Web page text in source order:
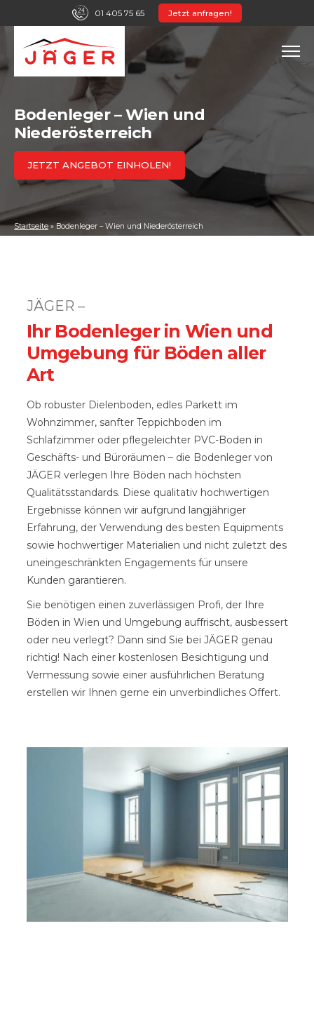
01 405 75 65 Jetzt anfragen!
Bodenleger – Wien und
Niederösterreich
JETZT ANGEBOT EINHOLEN!
Startseite»Bodenleger – Wien und Niederösterreich
JÄGER –
Ihr Bodenleger in Wien und
Umgebung für Böden aller
Art
Ob robuster Dielenboden, edles Parkett im
Wohnzimmer, sanfter Teppichboden im
Schlafzimmer oder pflegeleichter PVC-Boden in
Geschäfts- und Büroräumen – die Bodenleger von
JÄGER verlegen Ihre Böden nach höchsten
Qualitätsstandards. Diese qualitativ hochwertigen
Ergebnisse können wir aufgrund langjähriger
Erfahrung, der Verwendung des besten Equipments
sowie hochwertiger Materialien und nicht zuletzt des
uneingeschränkten Engagements für unsere
Kunden garantieren.
Sie benötigen einen zuverlässigen Profi, der Ihre
Böden in Wien und Umgebung auffrischt, ausbessert
oder neu verlegt? Dann sind Sie bei JÄGER genau
richtig! Nach einer kostenlosen Besichtigung und
Vermessung sowie einer ausführlichen Beratung
erstellen wir Ihnen gerne ein unverbindliches Offert.